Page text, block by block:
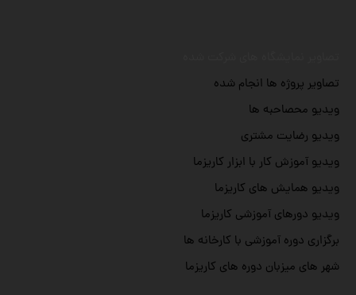
تصاویر پروژه ها انجام شده
ویدیو محصاحبه ها
ویدیو رضایت مشتری
ویدیو آموزش کار با ابزار کاریزما
ویدیو همایش های کاریزما
ویدیو دورهای آموزشی کاریزما
برگزاری دوره آموزشی با کارخانه ها
شهر های میزبان دوره های کاریزما